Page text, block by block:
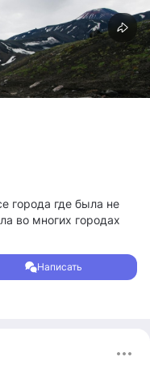
города где была не
во многих городах
Написать